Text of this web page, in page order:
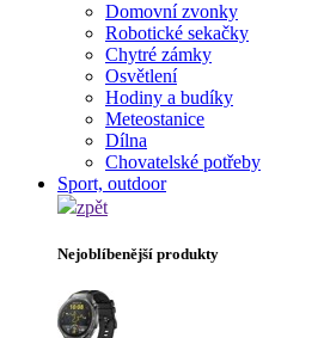
Domovní zvonky
Robotické sekačky
Chytré zámky
Osvětlení
Hodiny a budíky
Meteostanice
Dílna
Chovatelské potřeby
Sport, outdoor
zpět
Nejoblíbenější produkty